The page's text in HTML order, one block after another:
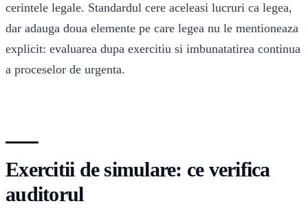
cerintele legale. Standardul cere aceleasi lucruri ca legea,
dar adauga doua elemente pe care legea nu le mentioneaza
explicit: evaluarea dupa exercitiu si imbunatatirea continua
a proceselor de urgenta.
Exercitii de simulare: ce verifica
auditorul